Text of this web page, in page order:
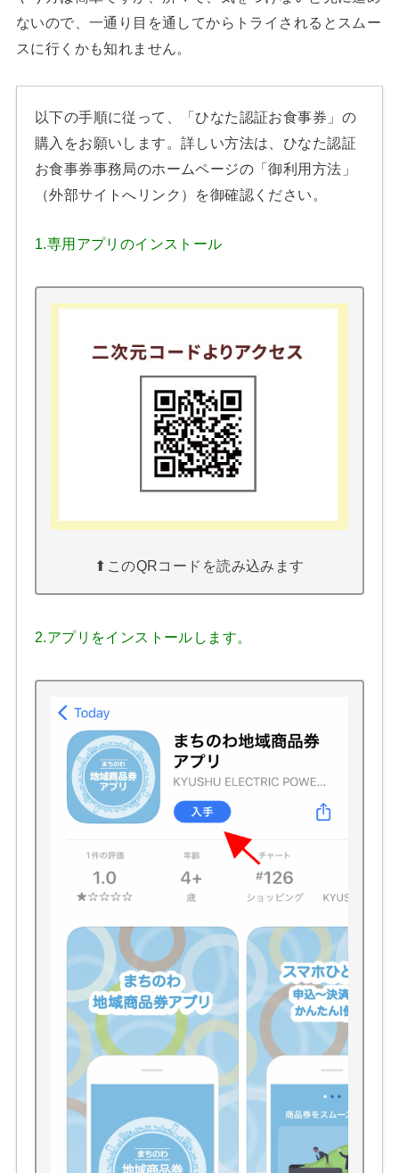
ないので、一通り目を通してからトライされるとスムー
スに行くかも知れません。
以下の手順に従って、「ひなた認証お食事券」の
購入をお願いします。詳しい方法は、 ひなた認証
お食事券事務局のホームページの「御利用方法」
（外部サイトへリンク）を御確認ください。
1.専用アプリのインストール
⬆︎このQRコードを読み込みます
2.アプリをインストールします。